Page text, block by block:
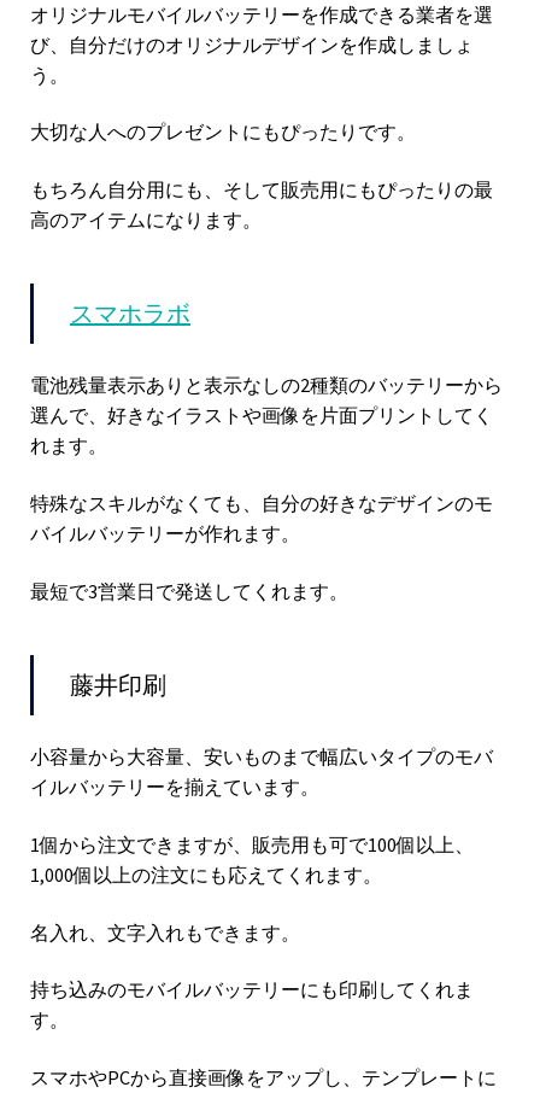
オリジナルモバイルバッテリーを作成できる業者を選
び、自分だけのオリジナルデザインを作成しましょ
う。
大切な人へのプレゼントにもぴったりです。
もちろん自分用にも、そして販売用にもぴったりの最
高のアイテムになります。
スマホラボ
電池残量表示ありと表示なしの2種類のバッテリーから
選んで、好きなイラストや画像を片面プリントしてく
れます。
特殊なスキルがなくても、自分の好きなデザインのモ
バイルバッテリーが作れます。
最短で3営業日で発送してくれます。
藤井印刷
小容量から大容量、安いものまで幅広いタイプのモバ
イルバッテリーを揃えています。
1個から注文できますが、販売用も可で100個以上、
1,000個以上の注文にも応えてくれます。
名入れ、文字入れもできます。
持ち込みのモバイルバッテリーにも印刷してくれま
す。
スマホやPCから直接画像をアップし、テンプレートに